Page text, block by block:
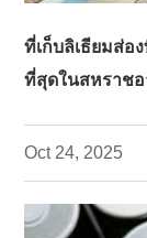
ที่เก็บลิเธียมส่อ
ที่สุดในสหราช
Oct 24, 2025